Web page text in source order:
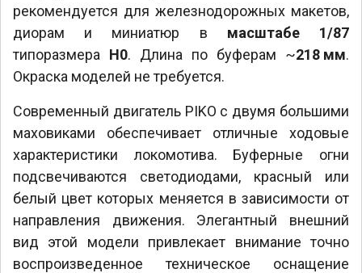
рекомендуется для железнодорожных макетов,
диорам и миниатюр в масштабе 1/87
типоразмера H0. Длина по буферам ~218 мм.
Окраска моделей не требуется.
Современный двигатель PIKO с двумя большими
маховиками обеспечивает отличные ходовые
характеристики локомотива. Буферные огни
подсвечиваются светодиодами, красный или
белый цвет которых меняется в зависимости от
направления движения. Элегантный внешний
вид этой модели привлекает внимание точно
воспроизведенное техническое оснащение